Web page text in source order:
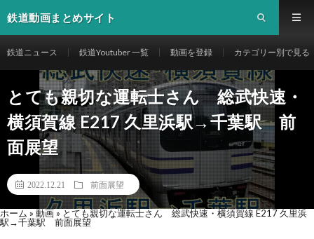
鉄道動画まとめサイト
鉄道ニュース 鉄道Youtuber 一覧 動画を登録 カテゴリー別で見る
とても親切な運転士さん 総武快速・
横須賀線 E217 久里浜駅→千葉駅 前
面展望
2022.12.21 前面展望
ホーム » 動画 » とても親切な運転士さん 総武快速・横須賀線 E217 久里浜
駅→千葉駅 前面展望